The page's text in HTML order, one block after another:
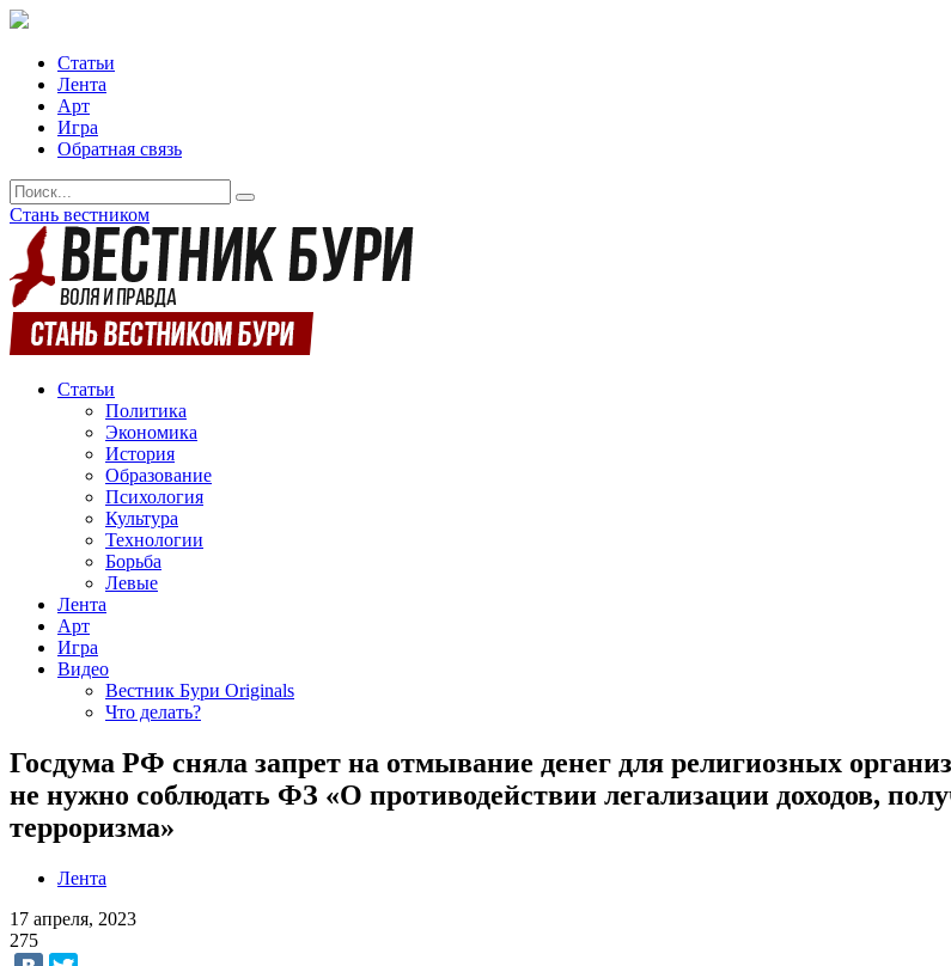
Статьи
Лента
Арт
Игра
Обратная связь
Стань вестником
Статьи
Политика
Экономика
История
Образование
Психология
Культура
Технологии
Борьба
Левые
Лента
Арт
Игра
Видео
Вестник Бури Originals
Что делать?
Госдума РФ сняла запрет на отмывание денег для религиозных
не нужно соблюдать ФЗ «О противодействии легализации доходов,
терроризма»
Лента
17 апреля, 2023
275